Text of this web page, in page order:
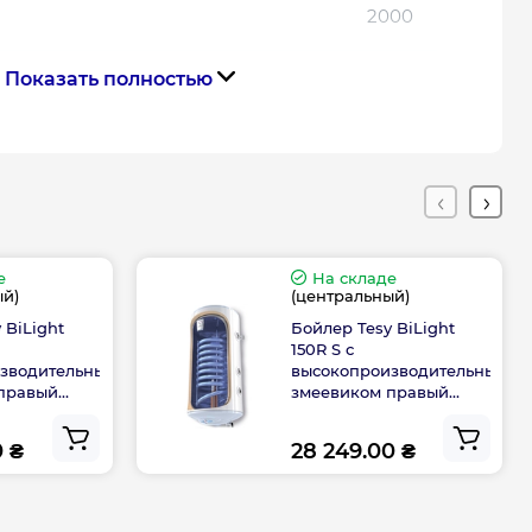
2000
0.7
теплообменника
Показать полностью
BiLight
₴
На складе
(центральный)
Бойлер Tesy BiLight
150R S с
высокопроизводительным
змеевиком правый
28 249.00 ₴